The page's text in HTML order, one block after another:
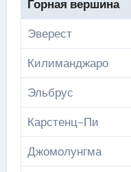
Горная вершина
Эверест
Килиманджаро
Эльбрус
Карстенц-Пи
Джомолунгма